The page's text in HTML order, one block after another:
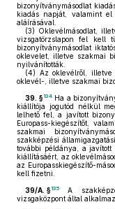
bizonyítványmásodlat
kiadás napját, valamint
aláírásával.
(3) Oklevélmásodlat,
vizsgatörzslapon fel kell
bizonyítványmásodlat
oklevelet, illetve szakmai
nyilvánították.
(4) Az oklevélről, illetve
oklevél-, illetve szakmai
39. §134 Ha a
kiállítója jogutód nélkül
lelhető fel, a javított
Europass-kiegészítőt,
szakmai
szakképzési
további példánya, a
kiállításáért, az
az Europasskiegészítő-
kell fizetni.
39/A. §135
A
vizsgaközpont által